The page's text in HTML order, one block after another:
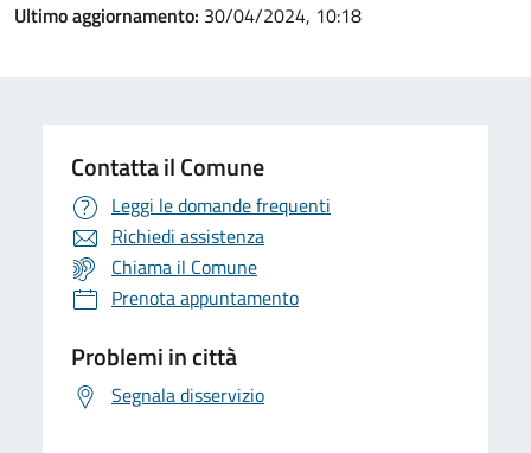
Ultimo aggiornamento: 30/04/2024, 10:18
Contatta il Comune
Leggi le domande frequenti
Richiedi assistenza
Chiama il Comune
Prenota appuntamento
Problemi in città
Segnala disservizio